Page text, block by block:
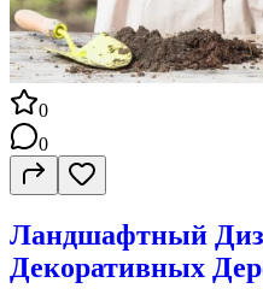
0
0
Ландшафтный
Декоративных